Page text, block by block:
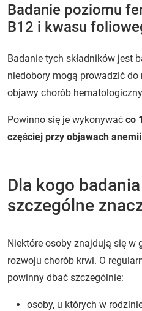
Badanie poziomu
B12 i kwasu
Badanie tych składników jest
niedobory mogą prowadzić
objawy chorób
Powinno się je wykonywać co
częściej przy objawach anemii
Dla kogo
szczególne
Niektóre osoby znajdują się w
rozwoju chorób krwi. O
powinny dbać szczególnie:
osoby, u których w